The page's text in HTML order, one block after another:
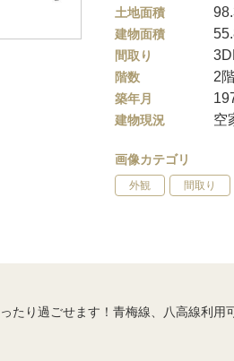
土地面積
建物面積
間取り
階数 2
築年月
建物現況 空
画像カテゴリ
外観 間取り
たり過ごせます！青梅線、八高線利用